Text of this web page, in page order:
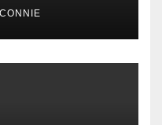
CONNIE